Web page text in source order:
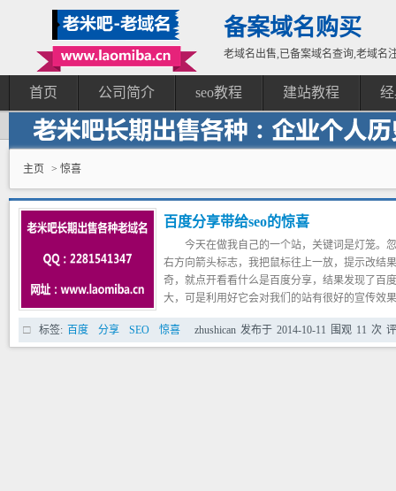
备案域名购买
老域名出售,已备案域名查询,老域名
首页 公司简介 seo教程 建站教程
主页 > 惊喜
百度分享带给seo的惊喜
今天在做我自己的一个站，关键词是灯笼。
右方向箭头标志，我把鼠标往上一放，提示改结
奇，就点开看看什么是百度分享，结果发现了百
大，可是利用好它会对我们的站有很好的宣传效
什么是百度分享，相信很多朋友在观看视
钮，如果你喜欢，就把这个视频分享到自己的圈
也是一样的道理，用户觉得这个网站有价值就把
标签: 百度 分享 SEO 惊喜 zhushican 发布于 2014-10-11 围观 11 次